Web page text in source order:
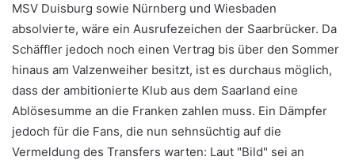
MSV Duisburg sowie Nürnberg und Wiesbaden
absolvierte, wäre ein Ausrufezeichen der Saarbrücker. Da
Schäffler jedoch noch einen Vertrag bis über den Sommer
hinaus am Valzenweiher besitzt, ist es durchaus möglich,
dass der ambitionierte Klub aus dem Saarland eine
Ablösesumme an die Franken zahlen muss. Ein Dämpfer
jedoch für die Fans, die nun sehnsüchtig auf die
Vermeldung des Transfers warten: Laut "Bild" sei an